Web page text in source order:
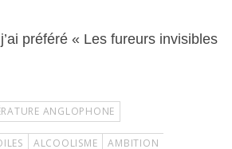
préféré « Les fureurs invisibles
ANGLOPHONE
ALCOOLISME
AMBITION